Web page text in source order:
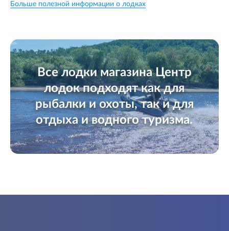
Больше полезной информации о лодках
Все лодки магазина Центр
лодок подходят как для
рыбалки и охоты, так и для
отдыха и водного туризма.